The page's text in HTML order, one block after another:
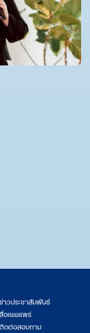
ข่าวประชาสัมพันธ์
สื่อเผยแพร่
ติดต่อสอบถาม